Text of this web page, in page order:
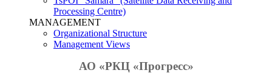
Processing Centre)
MANAGEMENT
Organizational Structure
Management Views
АО «РКЦ «Прогресс»